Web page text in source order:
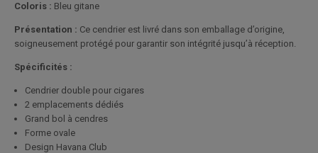
Coloris : Bleu gitane
Présentation : Ce cendrier est livré dans son emballage d’origine,
soigneusement protégé pour garantir son intégrité jusqu’à réception.
Spécificités :
Cendrier double pour cigares
2 emplacements dédiés
Grand bol à cendres
Forme ovale
Design Havana Club